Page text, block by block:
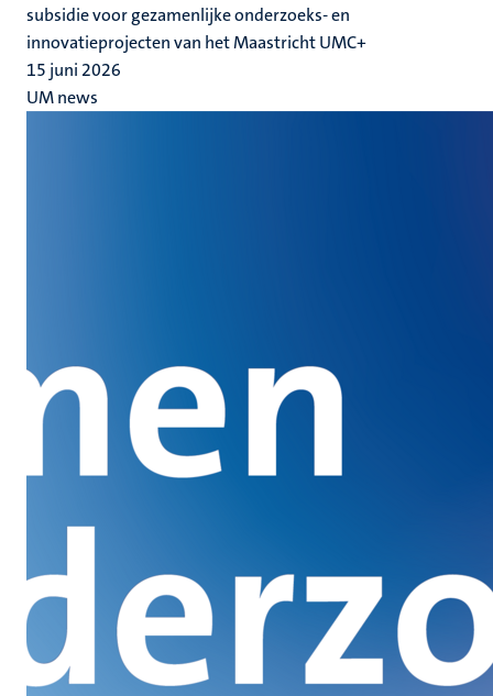
subsidie voor gezamenlijke onderzoeks- en
innovatieprojecten van het Maastricht UMC+
15 juni 2026
UM news